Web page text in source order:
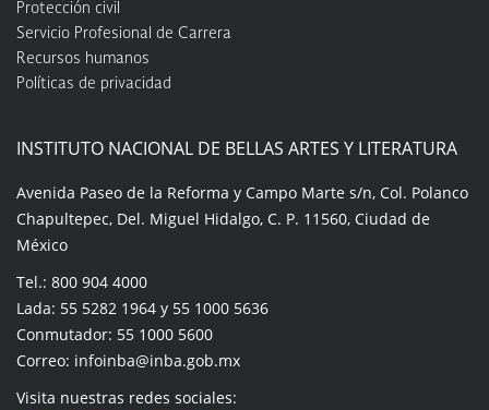
Protección civil
Servicio Profesional de Carrera
Recursos humanos
Políticas de privacidad
INSTITUTO NACIONAL DE BELLAS ARTES Y LITERATURA
Avenida Paseo de la Reforma y Campo Marte s/n, Col. Polanco
Chapultepec, Del. Miguel Hidalgo, C. P. 11560, Ciudad de
México
Tel.: 800 904 4000
Lada: 55 5282 1964 y 55 1000 5636
Conmutador: 55 1000 5600
Correo: infoinba@inba.gob.mx
Visita nuestras redes sociales: